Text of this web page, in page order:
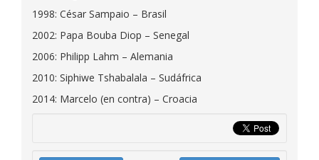
1998: César Sampaio – Brasil
2002: Papa Bouba Diop – Senegal
2006: Philipp Lahm – Alemania
2010: Siphiwe Tshabalala – Sudáfrica
2014: Marcelo (en contra) – Croacia